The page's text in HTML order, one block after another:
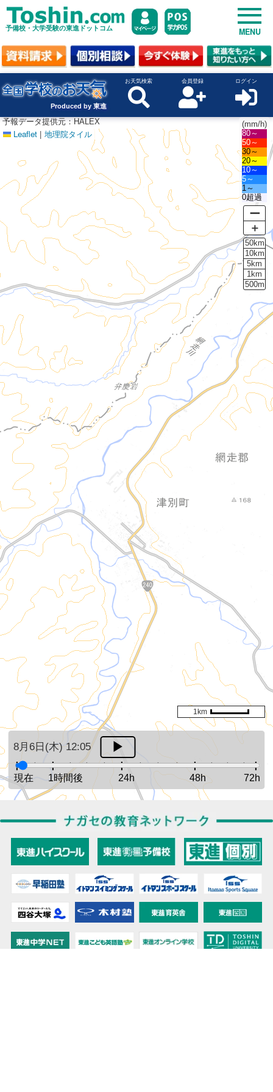
予備校・大学受験の東進ドットコム MENU
Produced by 東進
お天気検索 会員登録 ログイン
Leaflet | 地理院タイル
8月6日(木) 12:05
現在 1時間後 24h 48h 72h
1km
(mm/h)
80～
50～
30～
20～
10～
5～
1～
0超過
ー
＋
50km
10km
5km
1km
500m
予報データ提供元：HALEX